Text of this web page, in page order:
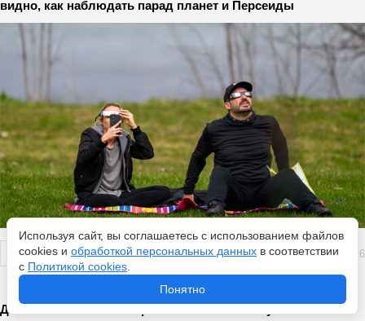
видно, как наблюдать парад планет и Персеиды
Перейти 7 августа 2026
Деликатес на хлебе: Еврейская намазка получается
Используя сайт, вы соглашаетесь с использованием файлов
cookies и обработкой персональных данных в соответствии
с Политикой cookies
Понятно